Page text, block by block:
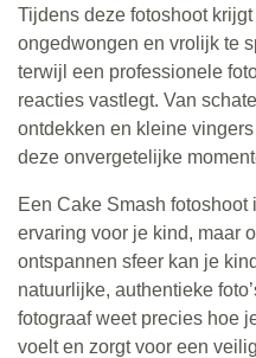
Tijdens deze fotoshoot
ongedwongen en vrolijk te
terwijl een professionele
reacties vastlegt. Van
ontdekken en kleine
deze onvergetelijke
Een Cake Smash
ervaring voor je kind, maar
ontspannen sfeer kan je
natuurlijke, authentieke
fotograaf weet precies hoe
voelt en zorgt voor een